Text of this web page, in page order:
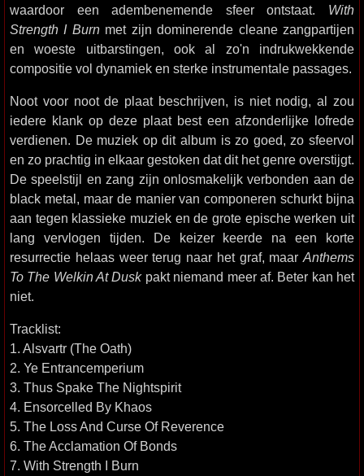
waardoor een adembenemende sfeer ontstaat. With
Strength I Burnmet zijn dominerende cleane zangpartijen
en woeste uitbarstingen, ook al zo'n indrukwekkende
compositie vol dynamiek en sterke instrumentale passages.
Noot voor noot de plaat beschrijven, is niet nodig, al zou
iedere klank op deze plaat best een afzonderlijke lofrede
verdienen. De muziek op dit album is zo goed, zo sfeervol
en zo prachtig in elkaar gestoken dat dit het genre overstijgt.
De speelstijl en zang zijn onlosmakelijk verbonden aan de
black metal, maar de manier van componeren schurkt bijna
aan tegen klassieke muziek en de grote epische werken uit
lang vervlogen tijden. De keizer keerde na een korte
resurrectie helaas weer terug naar het graf, maar Anthems
To The Welkin At Duskpakt niemand meer af. Beter kan het
niet.
Tracklist:
1. Alsvartr (The Oath)
2. Ye Entrancemperium
3. Thus Spake The Nightspirit
4. Ensorcelled By Khaos
5. The Loss And Curse Of Reverence
6. The Acclamation Of Bonds
7. With Strength I Burn